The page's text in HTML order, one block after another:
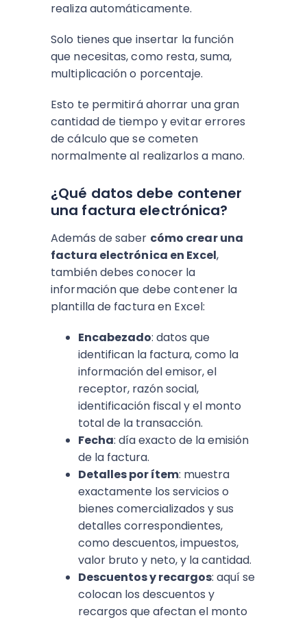
realiza automáticamente.
Solo tienes que insertar la función
que necesitas, como resta, suma,
multiplicación o porcentaje.
Esto te permitirá ahorrar una gran
cantidad de tiempo y evitar errores
de cálculo que se cometen
normalmente al realizarlos a mano.
¿Qué datos debe contener
una factura electrónica?
Además de saber cómo crear una
factura electrónica en Excel,
también debes conocer la
información que debe contener la
plantilla de factura en Excel:
Encabezado: datos que
identifican la factura, como la
información del emisor, el
receptor, razón social,
identificación fiscal y el monto
total de la transacción.
Fecha: día exacto de la emisión
de la factura.
Detalles por ítem: muestra
exactamente los servicios o
bienes comercializados y sus
detalles correspondientes,
como descuentos, impuestos,
valor bruto y neto, y la cantidad.
Descuentos y recargos: aquí se
colocan los descuentos y
recargos que afectan el monto